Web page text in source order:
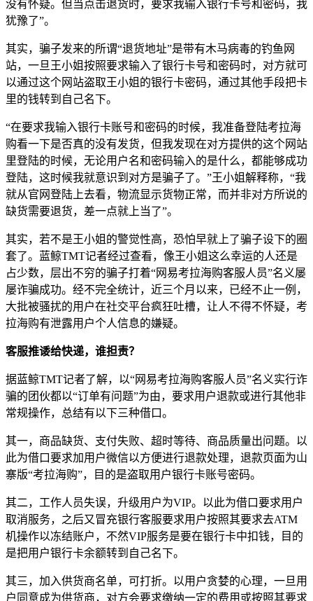
没有怀疑。但当点击退货时，要求我输入银行卡号和密码，我
犹豫了”。
其实，骗子发来的所谓“退货地址”是带有木马病毒的钓鱼网
站，一旦王小姐按照要求输入了银行卡号和密码时，对方就可
以通过这个网站盗取王小姐的银行卡密码，通过其他手段把卡
里的钱转到自己名下。
“在要求我输入银行卡账号和密码的时候，我准备登陆考拉海
购看一下是否真的没有发货，但我发现在对方提供的这个网站
里登陆的时候，无论用户名和密码输入的是什么，都能够成功
登陆，这时候我就意识到对方是骗子了。”王小姐解释称，“我
就从官网登陆上去看，物流显示货物正常，而并非对方所说的
缺货需要退货，差一点就上当了”。
其实，若不是王小姐的警觉性高，恐怕早就上了骗子设下的圈
套了。蓝鲸TMT记者经过查看，像王小姐这么幸运的人还是
占少数，层出不穷的骗子打着“网易考拉海购客服人员”名义屡
屡诈骗成功。经不完全统计，近三个月以来，已经不止一例，
大批被骚扰的用户在社交平台疯狂吐槽，让人不得不怀疑，考
拉海购有泄露用户个人信息的嫌疑。
客服推诿给快递，谁担责？
据蓝鲸TMT记者了解，以“网易考拉海购客服人员”名义实行诈
骗的团伙都以“订单有问题”为由，要求用户退款或进行其他非
常规操作，总结有以下三种借口。
其一，商品缺货、支付失败、超时等待、商品质量出问题。以
此为借口要求加用户微信以方便进行退款处理，退款页面为山
寨版“考拉海购”，目的是盗取用户银行卡账号密码。
其二，工作人员失误，升级用户为VIP。以此为借口要求用户
取消服务，之后又冒充银行客服要求用户按照其要求去ATM
机操作以冻结账户，不然VIP服务是要在银行卡中扣钱，目的
是把用户银行卡余额转到自己名下。
其三，加入供货商名单，可打折。以用户贪婪的心理，一旦用
户同意成为供货商，对方会要求缴纳一定的费用或按照其要求